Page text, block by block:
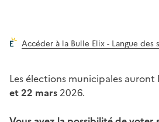
Accéder à la Bulle Elix - Langue des
Les élections municipales auront
et 22 mars 2026.